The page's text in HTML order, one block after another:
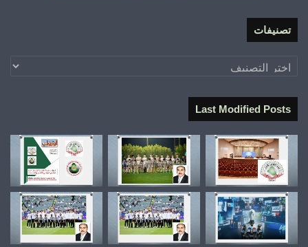
تصنيفات
تصنيفات
Last Modified Posts